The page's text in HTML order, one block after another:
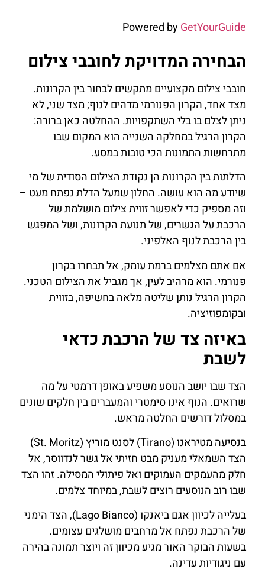
Powered byGetYourGuide
הבחירה המדויקת לחובבי צילום
חובבי צילום מקצועיים מתקשים לבחור בין הקרונות.
מצד אחד, הקרון הפנורמי מדהים לנוף; מצד שני, לא
ניתן לצלם בו בלי השתקפויות. ההחלטה כאן ברורה:
הקרון הרגיל במחלקה השנייה הוא המקום שבו
מתרחשות התמונות הכי טובות במסע.
הדלתות בין הקרונות הן נקודת הצילום הסודית של מי
שיודע מה הוא עושה. החלון שמעל הדלת נפתח מעט –
וזה מספיק כדי לאפשר זווית צילום מושלמת של
הרכבת על הגשרים, של תנועת הקרונות, ושל המפגש
בין הרכבת לנוף האלפיני.
אם אתם מצלמים ברמת עומק, אל תבחרו בקרון
פנורמי. הוא מרהיב לעין, אך מגביל את הצילום הטכני.
הקרון הרגיל נותן שליטה מלאה בחשיפה, בזווית
ובקומפוזיציה.
באיזה צד של הרכבת כדאי
לשבת
הצד שבו יושב הנוסע משפיע באופן דרמטי על מה
שרואים. הנוף אינו סימטרי והמעברים בין חלקים שונים
במסלול דורשים החלטה מראש.
בנסיעה מטיראנו (Tirano) לסנט מוריץ (St. Moritz)
הצד השמאלי מעניק מבט חזיתי אל גשר לנדווסר, אל
חלק מהעמקים העמוקים ואל פיתולי המסילה. זהו הצד
שבו רוב הנוסעים רוצים לשבת, במיוחד צלמים.
בעלייה לכיוון אגם ביאנקו (Lago Bianco), הצד הימני
של הרכבת נפתח אל מרחבים מושלגים עצומים.
בשעות הבוקר האור מגיע מכיוון זה ויוצר תמונה בהירה
עם ניגודיות עדינה.